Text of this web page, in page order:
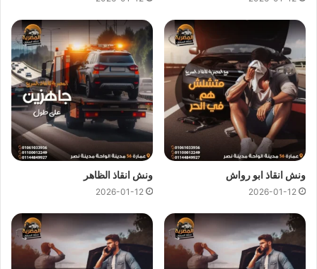
ونش انقاذ ابو رواش
2026-01-12
ونش انقاذ الظاهر
2026-01-12